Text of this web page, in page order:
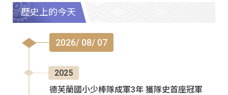
歷史上的今天
2026/ 08/ 07
2025
德芙蘭國小少棒隊成軍3年 獲隊史首座冠軍